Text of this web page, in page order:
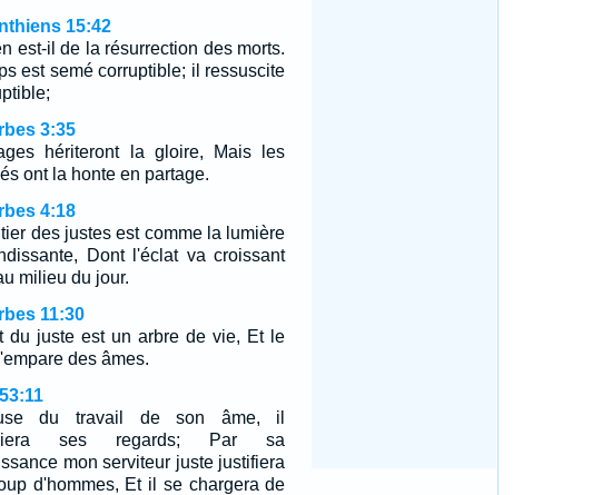
15:42
est-il de la résurrection des morts.
est semé corruptible; il ressuscite
3:35
hériteront la gloire, Mais les
ont la honte en partage.
4:18
des justes est comme la lumière
Dont l'éclat va croissant
milieu du jour.
11:30
du juste est un arbre de vie, Et le
des âmes.
du travail de son âme, il
ses regards; Par sa
mon serviteur juste justifiera
d'hommes, Et il se chargera de